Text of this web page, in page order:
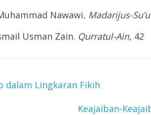
Nawawi. Madarijus-
Usman Zain. Qurratul-Ain, 42
dalam Lingkaran Fikih
Keajaiban-